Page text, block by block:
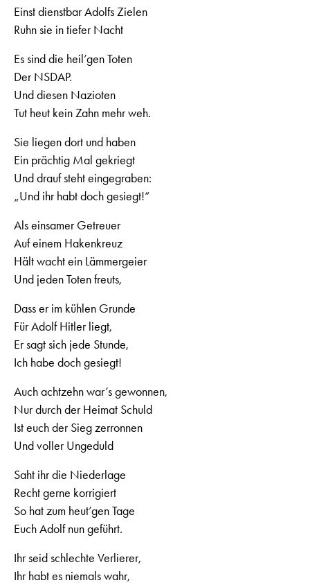
Einst dienstbar Adolfs Zielen
Ruhn sie in tiefer Nacht
Es sind die heil’gen Toten
Der NSDAP.
Und diesen Nazioten
Tut heut kein Zahn mehr weh.
Sie liegen dort und haben
Ein prächtig Mal gekriegt
Und drauf steht eingegraben:
„Und ihr habt doch gesiegt!“
Als einsamer Getreuer
Auf einem Hakenkreuz
Hält wacht ein Lämmergeier
Und jeden Toten freuts,
Dass er im kühlen Grunde
Für Adolf Hitler liegt,
Er sagt sich jede Stunde,
Ich habe doch gesiegt!
Auch achtzehn war’s gewonnen,
Nur durch der Heimat Schuld
Ist euch der Sieg zerronnen
Und voller Ungeduld
Saht ihr die Niederlage
Recht gerne korrigiert
So hat zum heut’gen Tage
Euch Adolf nun geführt.
Ihr seid schlechte Verlierer,
Ihr habt es niemals wahr,